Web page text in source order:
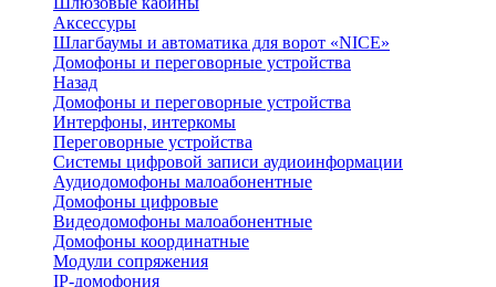
Аксессуры
Шлагбаумы и автоматика для ворот «NICE»
Домофоны и переговорные устройства
Назад
Домофоны и переговорные устройства
Интерфоны, интеркомы
Переговорные устройства
Системы цифровой записи аудиоинформации
Аудиодомофоны малоабонентные
Домофоны цифровые
Видеодомофоны малоабонентные
Домофоны координатные
Модули сопряжения
IP-домофония